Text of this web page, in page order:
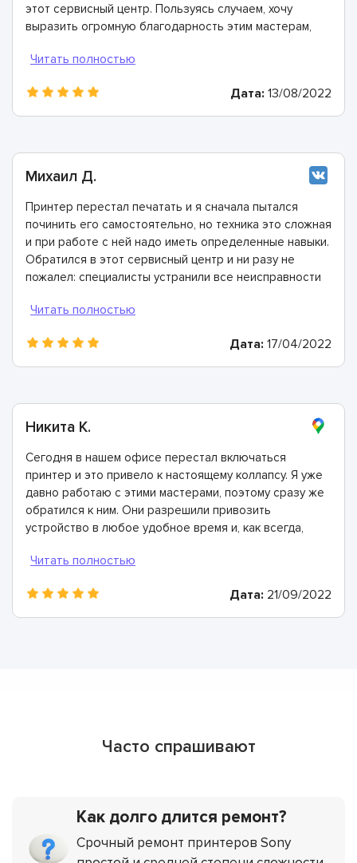
этот сервисный центр. Пользуясь случаем, хочу
выразить огромную благодарность этим мастерам,
Дата: 13/08/2022
Михаил Д.
Принтер перестал печатать и я сначала пытался
починить его самостоятельно, но техника это сложная
и при работе с ней надо иметь определенные навыки.
Обратился в этот сервисный центр и ни разу не
пожалел: специалисты устранили все неисправности
мастеров!
Дата: 17/04/2022
Никита К.
Сегодня в нашем офисе перестал включаться
принтер и это привело к настоящему коллапсу. Я уже
давно работаю с этими мастерами, поэтому сразу же
обратился к ним. Они разрешили привозить
устройство в любое удобное время и, как всегда,
Спасибо!
Дата: 21/09/2022
Часто спрашивают
Как долго длится ремонт?
Срочный ремонт принтеров Sony